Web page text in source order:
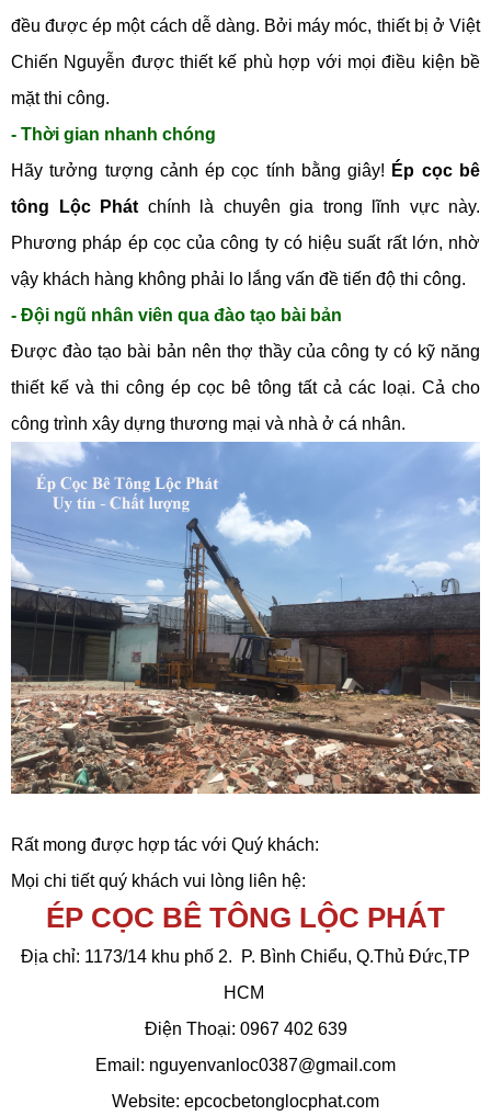
đều được ép một cách dễ dàng. Bởi máy móc, thiết bị ở Việt
Chiến Nguyễn được thiết kế phù hợp với mọi điều kiện bề
mặt thi công.
- Thời gian nhanh chóng
Hãy tưởng tượng cảnh ép cọc tính bằng giây! Ép cọc bê
tông Lộc Phát chính là chuyên gia trong lĩnh vực này.
Phương pháp ép cọc của công ty có hiệu suất rất lớn, nhờ
vậy khách hàng không phải lo lắng vấn đề tiến độ thi công.
- Đội ngũ nhân viên qua đào tạo bài bản
Được đào tạo bài bản nên thợ thầy của công ty có kỹ năng
thiết kế và thi công ép cọc bê tông tất cả các loại. Cả cho
công trình xây dựng thương mại và nhà ở cá nhân.
Rất mong được hợp tác với Quý khách:
Mọi chi tiết quý khách vui lòng liên hệ:
ÉP CỌC BÊ TÔNG LỘC PHÁT
Địa chỉ: 1173/14 khu phố 2. P. Bình Chiểu, Q.Thủ Đức,TP
HCM
Điện Thoại: 0967 402 639
Email: nguyenvanloc0387@gmail.com
Website: epcocbetonglocphat.com